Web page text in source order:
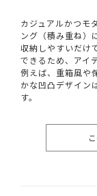
カジュアルかつモ
ング（積み重ね）
収納しやすいだけ
できるため、アイ
例えば、重箱風や
かな凹凸デザイン
す。